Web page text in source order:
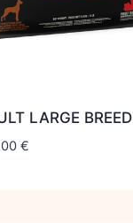
LARGE BREED
€